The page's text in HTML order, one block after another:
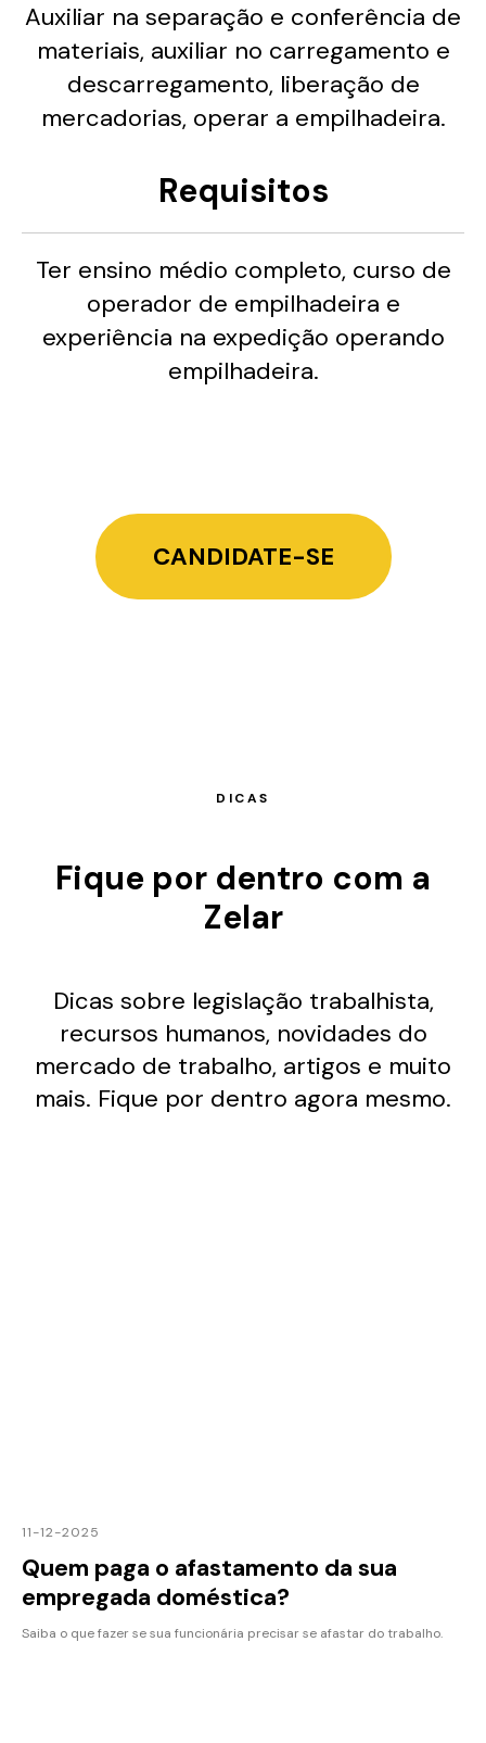
Auxiliar na separação e conferência de
materiais, auxiliar no carregamento e
descarregamento, liberação de
mercadorias, operar a empilhadeira.
Requisitos
Ter ensino médio completo, curso de
operador de empilhadeira e
experiência na expedição operando
empilhadeira.
CANDIDATE-SE
DICAS
Fique por dentro com a
Zelar
Dicas sobre legislação trabalhista,
recursos humanos, novidades do
mercado de trabalho, artigos e muito
mais. Fique por dentro agora mesmo.
11-12-2025
Quem paga o afastamento da sua
empregada doméstica?
Saiba o que fazer se sua funcionária precisar se afastar do trabalho.